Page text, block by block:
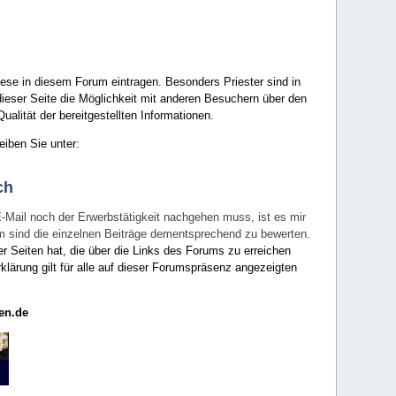
in diesem Forum eintragen. Besonders Priester sind in
Seite die Möglichkeit mit anderen Besuchern über den
der bereitgestellten Informationen.
Sie unter:
noch der Erwerbstätigkeit nachgehen muss, ist es mir
die einzelnen Beiträge dementsprechend zu bewerten.
Seiten hat, die über die Links des Forums zu erreichen
gilt für alle auf dieser Forumspräsenz angezeigten